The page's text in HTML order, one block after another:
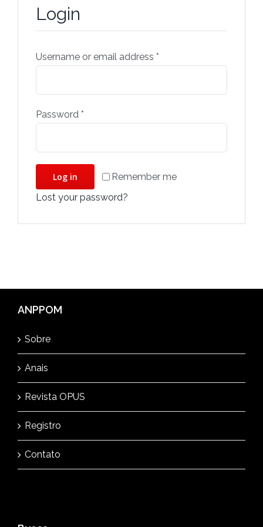
Login
Username or email address *
Password *
Remember me
Log in
Lost your password?
ANPPOM
Sobre
Anais
Revista OPUS
Registro
Contato